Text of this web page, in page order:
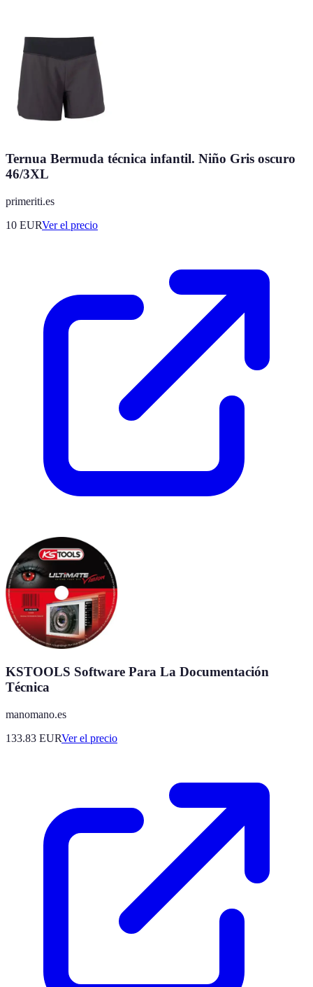
Ternua Bermuda técnica infantil. Niño Gris oscuro
46/3XL
primeriti.es
10 EURVer el precio
KSTOOLS Software Para La Documentación
Técnica
manomano.es
133.83 EURVer el precio